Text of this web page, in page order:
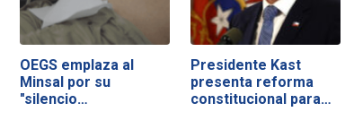
OEGS emplaza al
Minsal por su
"silencio
Presidente Kast
presenta reforma
constitucional para…